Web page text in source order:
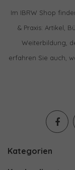
Im IBRW Shop
& Praxis: Artikel,
Weiterbildung,
erfahren Sie auch,
Kategorien